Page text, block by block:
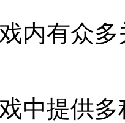
内有众
中提供